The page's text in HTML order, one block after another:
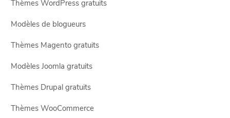
Thèmes WordPress gratuits
Modèles de blogueurs
Thèmes Magento gratuits
Modèles Joomla gratuits
Thèmes Drupal gratuits
Thèmes WooCommerce